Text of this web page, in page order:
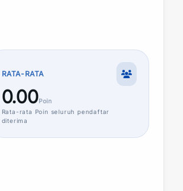
RATA-RATA
0.00Poin
Rata-rata Poin seluruh pendaftar
diterima